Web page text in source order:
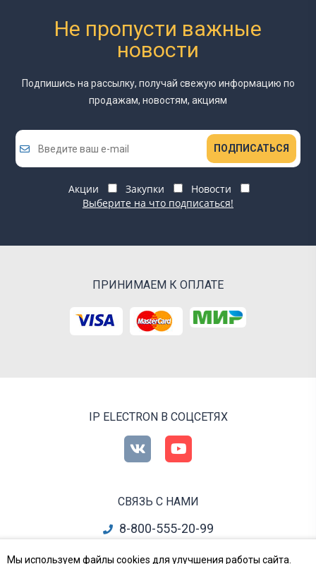
Не пропусти важные
новости
Подпишись на рассылку, получай свежую информацию по
продажам, новостям, акциям
ПОДПИСАТЬСЯ
Акции Закупки
Новости
Выберите на что подписаться!
ПРИНИМАЕМ К ОПЛАТЕ
IP ELECTRON В СОЦСЕТЯХ
СВЯЗЬ С НАМИ
8-800-555-20-99
info@ipelectron.ru
Мы используем файлы cookies для улучшения работы сайта.